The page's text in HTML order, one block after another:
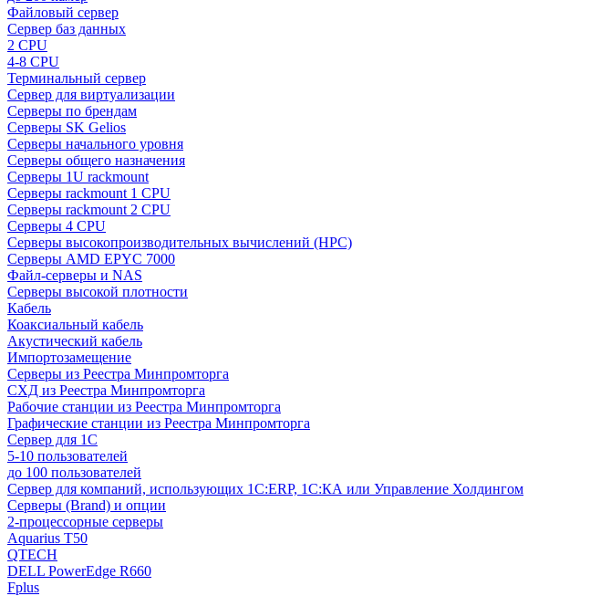
Файловый сервер
Сервер баз данных
2 CPU
4-8 CPU
Терминальный сервер
Сервер для виртуализации
Серверы по брендам
Серверы SK Gelios
Серверы начального уровня
Серверы общего назначения
Серверы 1U rackmount
Серверы rackmount 1 CPU
Серверы rackmount 2 CPU
Серверы 4 CPU
Серверы высокопроизводительных вычислений (HPC)
Серверы AMD EPYC 7000
Файл-серверы и NAS
Серверы высокой плотности
Кабель
Коаксиальный кабель
Акустический кабель
Импортозамещение
Серверы из Реестра Минпромторга
СХД из Реестра Минпромторга
Рабочие станции из Реестра Минпромторга
Графические станции из Реестра Минпромторга
Сервер для 1С
5-10 пользователей
до 100 пользователей
Сервер для компаний, использующих 1C:ERP, 1С:КА или Управление Холдингом
Серверы (Brand) и опции
2-процессорные серверы
Aquarius T50
QTECH
DELL PowerEdge R660
Fplus